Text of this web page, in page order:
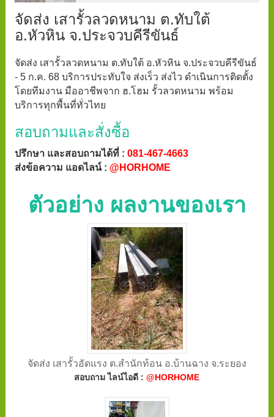
จัดส่ง เสารั้วลวดหนาม ต.ทับใต้
อ.หัวหิน จ.ประจวบคีรีขันธ์
จัดส่ง เสารั้วลวดหนาม ต.ทับใต้ อ.หัวหิน จ.ประจวบคีรีขันธ์
- 5 ก.ค. 68 บริการประทับใจ ส่งเร็ว ส่งไว ดำเนินการติดตั้ง
โดยทีมงาน มืออาชีพจาก ฮ.โฮม รั้วลวดหนาม พร้อม
บริการทุกพื้นที่ทั่วไทย
สอบถามและสั่งซื้อ
ปรึกษา และสอบถามได้ที่ : 081-467-4663
ส่งข้อความ แอดไลน์ : @HORHOME
ตัวอย่าง ผลงานของเรา
จัดส่ง เสารั้วอัดแรง ต.สำนักท้อน อ.บ้านฉาง จ.ระยอง
สอบถาม ไลน์ไอดี :@HORHOME